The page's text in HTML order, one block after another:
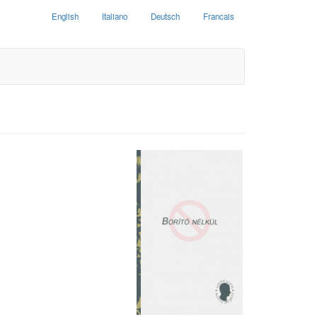
English Italiano Deutsch Francais